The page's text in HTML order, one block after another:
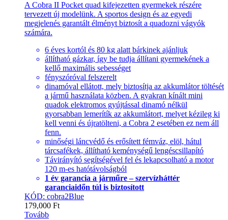
A Cobra II Pocket quad kifejezetten gyermekek részére
tervezett új modelünk. A sportos design és az egyedi
megjelenés garantált élményt biztosít a quadozni vágyók
számára.
6 éves kortól és 80 kg alatt bárkinek ajánljuk
állítható gázkar, így be tudja állítani gyermekének a
kellő maximális sebességet
fényszóróval felszerelt
dinamóval ellátott, mely biztosítja az akkumlátor töltését
a jármű használata közben. A gyakran kínált mini
quadok elektromos gyújtással dinamó nélkül
gyorsabban lemerítík az akkumlátort, melyet kézileg ki
kell venni és újratölteni, a Cobra 2 esetében ez nem áll
fenn.
minőségi láncvédő és erősített fémváz, elöl, hátul
tárcsafékek, állítható keménységű lengéscsillapító
Távirányító segítségével fel és lekapcsolható a motor
120 m-es hatótávolságból
1 év garancia a járműre – szervízháttér
garanciaidőn túl is biztosított
KÓD: cobra2Blue
179,000 Ft
Tovább